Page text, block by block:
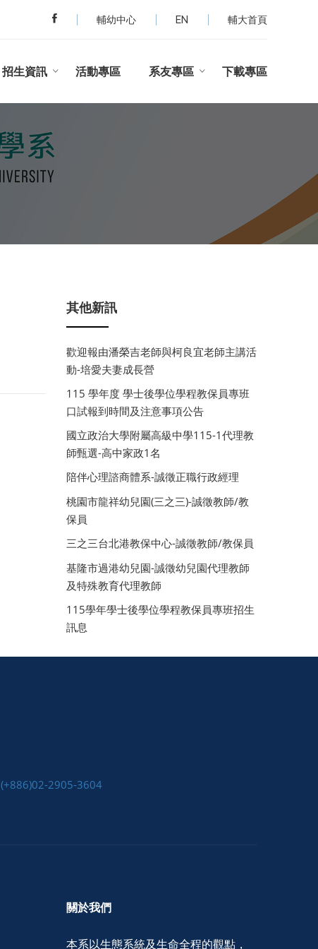
輔幼中心 EN 輔大首頁
招生資訊 活動專區 系友專區 下載專區
其他新訊
歡迎報由潘榮吉老師與柯良宜老師主講活
動-培愛夫妻成長營
115 學年度 學士後學位學程教保員專班
口試報到時間及注意事項公告
國立政治大學附屬高級中學115-1代理教
師甄選-高中家政1名
陪伴心理諮商體系-誠徵正職行政經理
桃園市龍祥幼兒園(三之三)-誠徵教師/教
保員
三之三台北港教保中心-誠徵教師/教保員
基隆市過港幼兒園-誠徵幼兒園代理教師
及特殊教育代理教師
115學年學士後學位學程教保員專班招生
訊息
(+886)02-2905-3604
關於我們
本系以生態系統及生命全程的觀點，